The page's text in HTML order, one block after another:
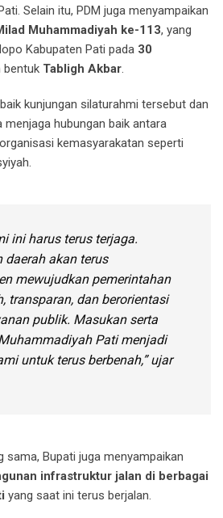
Selain itu, PDM juga menyampaikan
Muhammadiyah ke-113, yang
Kabupaten Pati pada 30
bentuk Tabligh Akbar.
kunjungan silaturahmi tersebut dan
hubungan baik antara
kemasyarakatan seperti
ini harus terus terjaga.
daerah akan terus
mewujudkan pemerintahan
transparan, dan berorientasi
publik. Masukan serta
Pati menjadi
untuk terus berbenah,” ujar
sama, Bupati juga menyampaikan
infrastruktur jalan di berbagai
yang saat ini terus berjalan.